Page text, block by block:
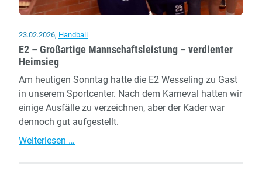
23.02.2026, Handball
E2 – Großartige Mannschaftsleistung – verdienter
Heimsieg
Am heutigen Sonntag hatte die E2 Wesseling zu Gast
in unserem Sportcenter. Nach dem Karneval hatten wir
einige Ausfälle zu verzeichnen, aber der Kader war
dennoch gut aufgestellt.
Weiterlesen …